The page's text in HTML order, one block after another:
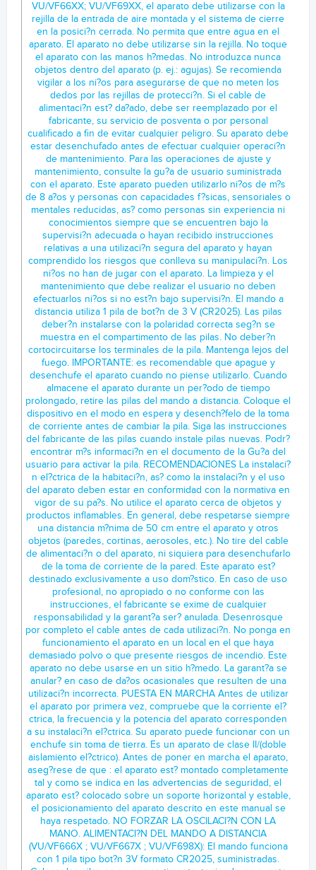
VU/VF66XX; VU/VF69XX, el aparato debe utilizarse con la
rejilla de la entrada de aire montada y el sistema de cierre
en la posici?n cerrada. No permita que entre agua en el
aparato. El aparato no debe utilizarse sin la rejilla. No toque
el aparato con las manos h?medas. No introduzca nunca
objetos dentro del aparato (p. ej.: agujas). Se recomienda
vigilar a los ni?os para asegurarse de que no meten los
dedos por las rejillas de protecci?n. Si el cable de
alimentaci?n est? da?ado, debe ser reemplazado por el
fabricante, su servicio de posventa o por personal
cualificado a fin de evitar cualquier peligro. Su aparato debe
estar desenchufado antes de efectuar cualquier operaci?n
de mantenimiento. Para las operaciones de ajuste y
mantenimiento, consulte la gu?a de usuario suministrada
con el aparato. Este aparato pueden utilizarlo ni?os de m?s
de 8 a?os y personas con capacidades f?sicas, sensoriales o
mentales reducidas, as? como personas sin experiencia ni
conocimientos siempre que se encuentren bajo la
supervisi?n adecuada o hayan recibido instrucciones
relativas a una utilizaci?n segura del aparato y hayan
comprendido los riesgos que conlleva su manipulaci?n. Los
ni?os no han de jugar con el aparato. La limpieza y el
mantenimiento que debe realizar el usuario no deben
efectuarlos ni?os si no est?n bajo supervisi?n. El mando a
distancia utiliza 1 pila de bot?n de 3 V (CR2025). Las pilas
deber?n instalarse con la polaridad correcta seg?n se
muestra en el compartimento de las pilas. No deber?n
cortocircuitarse los terminales de la pila. Mantenga lejos del
fuego. IMPORTANTE: es recomendable que apague y
desenchufe el aparato cuando no piense utilizarlo. Cuando
almacene el aparato durante un per?odo de tiempo
prolongado, retire las pilas del mando a distancia. Coloque el
dispositivo en el modo en espera y desench?felo de la toma
de corriente antes de cambiar la pila. Siga las instrucciones
del fabricante de las pilas cuando instale pilas nuevas. Podr?
encontrar m?s informaci?n en el documento de la Gu?a del
usuario para activar la pila. RECOMENDACIONES La instalaci?
n el?ctrica de la habitaci?n, as? como la instalaci?n y el uso
del aparato deben estar en conformidad con la normativa en
vigor de su pa?s. No utilice el aparato cerca de objetos y
productos inflamables. En general, debe respetarse siempre
una distancia m?nima de 50 cm entre el aparato y otros
objetos (paredes, cortinas, aerosoles, etc.). No tire del cable
de alimentaci?n o del aparato, ni siquiera para desenchufarlo
de la toma de corriente de la pared. Este aparato est?
destinado exclusivamente a uso dom?stico. En caso de uso
profesional, no apropiado o no conforme con las
instrucciones, el fabricante se exime de cualquier
responsabilidad y la garant?a ser? anulada. Desenrosque
por completo el cable antes de cada utilizaci?n. No ponga en
funcionamiento el aparato en un local en el que haya
demasiado polvo o que presente riesgos de incendio. Este
aparato no debe usarse en un sitio h?medo. La garant?a se
anular? en caso de da?os ocasionales que resulten de una
utilizaci?n incorrecta. PUESTA EN MARCHA Antes de utilizar
el aparato por primera vez, compruebe que la corriente el?
ctrica, la frecuencia y la potencia del aparato corresponden
a su instalaci?n el?ctrica. Su aparato puede funcionar con un
enchufe sin toma de tierra. Es un aparato de clase II/(doble
aislamiento el?ctrico). Antes de poner en marcha el aparato,
aseg?rese de que : el aparato est? montado completamente
tal y como se indica en las advertencias de seguridad, el
aparato est? colocado sobre un soporte horizontal y estable,
el posicionamiento del aparato descrito en este manual se
haya respetado. NO FORZAR LA OSCILACI?N CON LA
MANO. ALIMENTACI?N DEL MANDO A DISTANCIA
(VU/VF666X ; VU/VF667X ; VU/VF698X): El mando funciona
con 1 pila tipo bot?n 3V formato CR2025, suministradas.